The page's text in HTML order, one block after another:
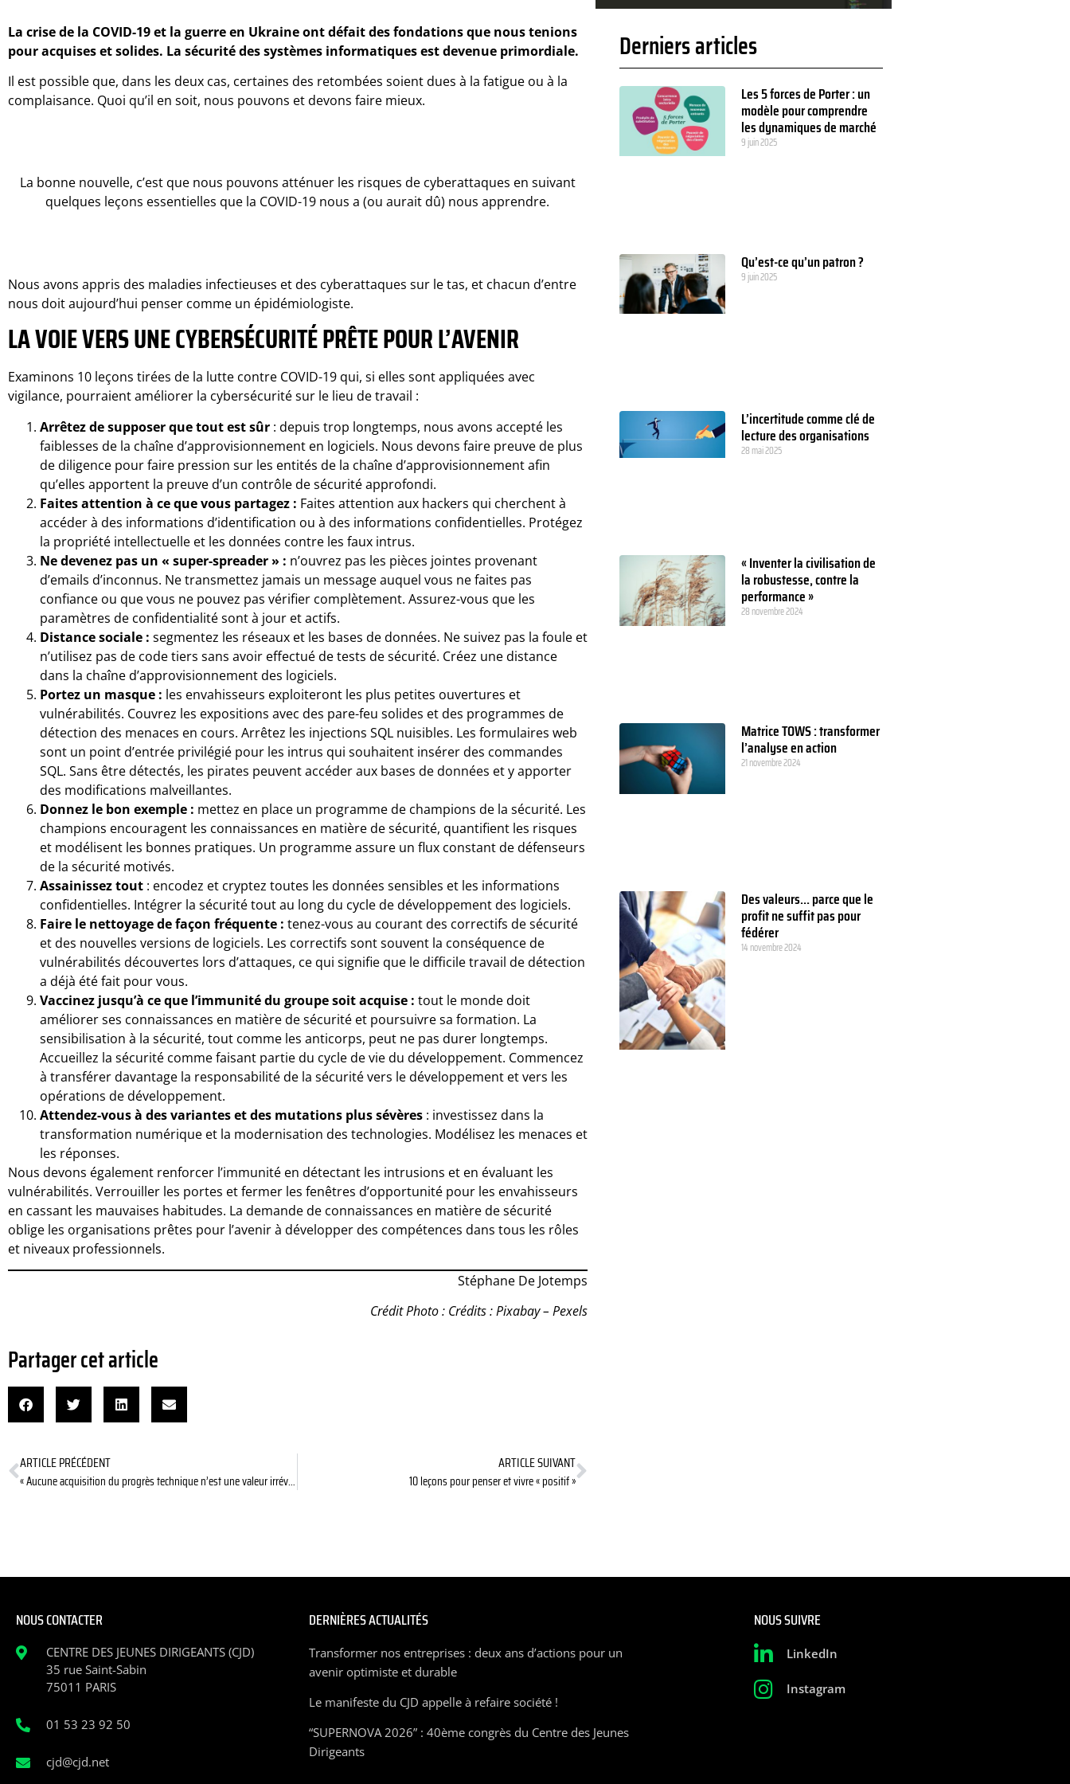
La crise de la COVID-19 et la guerre en Ukraine ont défait des fondations que nous tenions
pour acquises et solides. La sécurité des systèmes informatiques est devenue primordiale.
Il est possible que, dans les deux cas, certaines des retombées soient dues à la fatigue ou à la
complaisance. Quoi qu’il en soit, nous pouvons et devons faire mieux.
La bonne nouvelle, c’est que nous pouvons atténuer les risques de cyberattaques en suivant
quelques leçons essentielles que la COVID-19 nous a (ou aurait dû) nous apprendre.
Nous avons appris des maladies infectieuses et des cyberattaques sur le tas, et chacun d’entre
nous doit aujourd’hui penser comme un épidémiologiste.
LA VOIE VERS UNE CYBERSÉCURITÉ PRÊTE POUR L’AVENIR
Examinons 10 leçons tirées de la lutte contre COVID-19 qui, si elles sont appliquées avec
vigilance, pourraient améliorer la cybersécurité sur le lieu de travail :
Arrêtez de supposer que tout est sûr : depuis trop longtemps, nous avons accepté les
faiblesses de la chaîne d’approvisionnement en logiciels. Nous devons faire preuve de plus
de diligence pour faire pression sur les entités de la chaîne d’approvisionnement afin
qu’elles apportent la preuve d’un contrôle de sécurité approfondi.
Faites attention à ce que vous partagez : Faites attention aux hackers qui cherchent à
accéder à des informations d’identification ou à des informations confidentielles. Protégez
la propriété intellectuelle et les données contre les faux intrus.
Ne devenez pas un « super-spreader » : n’ouvrez pas les pièces jointes provenant
d’emails d’inconnus. Ne transmettez jamais un message auquel vous ne faites pas
confiance ou que vous ne pouvez pas vérifier complètement. Assurez-vous que les
paramètres de confidentialité sont à jour et actifs.
Distance sociale : segmentez les réseaux et les bases de données. Ne suivez pas la foule et
n’utilisez pas de code tiers sans avoir effectué de tests de sécurité. Créez une distance
dans la chaîne d’approvisionnement des logiciels.
Portez un masque : les envahisseurs exploiteront les plus petites ouvertures et
vulnérabilités. Couvrez les expositions avec des pare-feu solides et des programmes de
détection des menaces en cours. Arrêtez les injections SQL nuisibles. Les formulaires web
sont un point d’entrée privilégié pour les intrus qui souhaitent insérer des commandes
SQL. Sans être détectés, les pirates peuvent accéder aux bases de données et y apporter
des modifications malveillantes.
Donnez le bon exemple : mettez en place un programme de champions de la sécurité. Les
champions encouragent les connaissances en matière de sécurité, quantifient les risques
et modélisent les bonnes pratiques. Un programme assure un flux constant de défenseurs
de la sécurité motivés.
Assainissez tout : encodez et cryptez toutes les données sensibles et les informations
confidentielles. Intégrer la sécurité tout au long du cycle de développement des logiciels.
Faire le nettoyage de façon fréquente : tenez-vous au courant des correctifs de sécurité
et des nouvelles versions de logiciels. Les correctifs sont souvent la conséquence de
vulnérabilités découvertes lors d’attaques, ce qui signifie que le difficile travail de détection
a déjà été fait pour vous.
Vaccinez jusqu’à ce que l’immunité du groupe soit acquise : tout le monde doit
améliorer ses connaissances en matière de sécurité et poursuivre sa formation. La
sensibilisation à la sécurité, tout comme les anticorps, peut ne pas durer longtemps.
Accueillez la sécurité comme faisant partie du cycle de vie du développement. Commencez
à transférer davantage la responsabilité de la sécurité vers le développement et vers les
opérations de développement.
Attendez-vous à des variantes et des mutations plus sévères : investissez dans la
transformation numérique et la modernisation des technologies. Modélisez les menaces et
les réponses.
Nous devons également renforcer l’immunité en détectant les intrusions et en évaluant les
vulnérabilités. Verrouiller les portes et fermer les fenêtres d’opportunité pour les envahisseurs
en cassant les mauvaises habitudes. La demande de connaissances en matière de sécurité
oblige les organisations prêtes pour l’avenir à développer des compétences dans tous les rôles
et niveaux professionnels.
Stéphane De Jotemps
Crédit Photo : Crédits : Pixabay – Pexels
Partager cet article
ARTICLE PRÉCÉDENT
« Aucune acquisition du progrès technique n’est une valeur irréversible »
ARTICLE SUIVANT
10 leçons pour penser et vivre « positif »
Derniers articles
Les 5 forces de Porter : un
modèle pour comprendre
les dynamiques de marché
9 juin 2025
Qu’est-ce qu’un patron ?
9 juin 2025
L’incertitude comme clé de
lecture des organisations
28 mai 2025
« Inventer la civilisation de
la robustesse, contre la
performance »
28 novembre 2024
Matrice TOWS : transformer
l’analyse en action
21 novembre 2024
Des valeurs… parce que le
profit ne suffit pas pour
fédérer
14 novembre 2024
NOUS CONTACTER
CENTRE DES JEUNES DIRIGEANTS (CJD)
35 rue Saint-Sabin
75011 PARIS
01 53 23 92 50
cjd@cjd.net
DERNIÈRES ACTUALITÉS
Transformer nos entreprises : deux ans d’actions pour un
avenir optimiste et durable
Le manifeste du CJD appelle à refaire société !
“SUPERNOVA 2026” : 40ème congrès du Centre des Jeunes
Dirigeants
NOUS SUIVRE
LinkedIn
Instagram